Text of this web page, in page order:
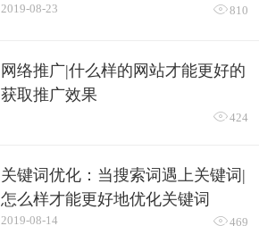
2019-08-23 810
网络推广|什么样的网站才能更好的
获取推广效果
424
关键词优化：当搜索词遇上关键词|
怎么样才能更好地优化关键词
2019-08-14 469